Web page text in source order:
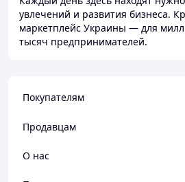
увлечений и развития бизнеса.
маркетплейс Украины — для
тысяч предпринимателей.
Покупателям
Продавцам
О нас